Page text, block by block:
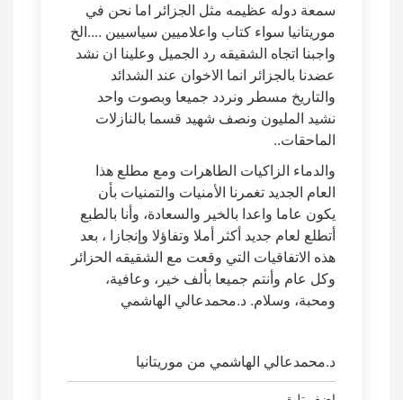
سمعة دوله عظيمه مثل الجزائر اما نحن في
موريتانيا سواء كتاب واعلاميين سياسيين ....الخ
واجبنا اتجاه الشقيقه رد الجميل وعلينا ان نشد
عضدنا بالجزائر انما الاخوان عند الشدائد
والتاريخ مسطر ونردد جميعا وبصوت واحد
نشيد المليون ونصف شهيد قسما بالنازلات
الماحقات..
والدماء الزاكيات الطاهرات ومع مطلع هذا
العام الجديد تغمرنا الأمنيات والتمنيات بأن
يكون عاما واعدا بالخير والسعادة، وأنا بالطبع
أتطلع لعام جديد أكثر أملا وتفاؤلا وإنجازا ، بعد
هذه الاتفاقيات التي وقعت مع الشقيقه الحزائر
وكل عام وأنتم جميعا بألف خير، وعافية،
ومحبة، وسلام. د.محمدعالي الهاشمي
د.محمدعالي الهاشمي من موريتانيا